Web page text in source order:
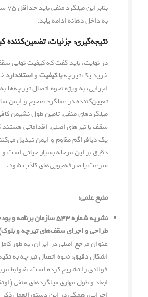
به داخل دهانه ادامه یابد.
نتیجه‌گیری: جزئیات، تضمین‌کننده
در نهایت، باید گفت که کیفیت نهایی
خرید یک تیرچهبا کیفیتواستاندارد
اجرایی، به ویژه نحوه اتصال تیرچه‌ها
تعیین‌کننده در عملکرد صحیح و ایمن
میلگردهای منفی، تامین طول نشیمن
سقف با تیرهای اصلی، اقداماتی
یک دیافراگم مقاوم و ایمن تبدیل
دقیق بر این مرحله بسیار حیاتی است و
سرعت یا صرفه‌جویی‌های کاذب شود.
منبع علمی:
نشریه شماره ۵۴۳ سازمان
طراحی و اجرای سقف‌های تیرچه و
عنوان مرجع اصلی در ایران، به طور
اشکال دقیق، نحوه اتصال تیرچه به
فولادی را تشریح کرده است. ضوابط
ابعاد و طول مهاری میلگردهای منفی